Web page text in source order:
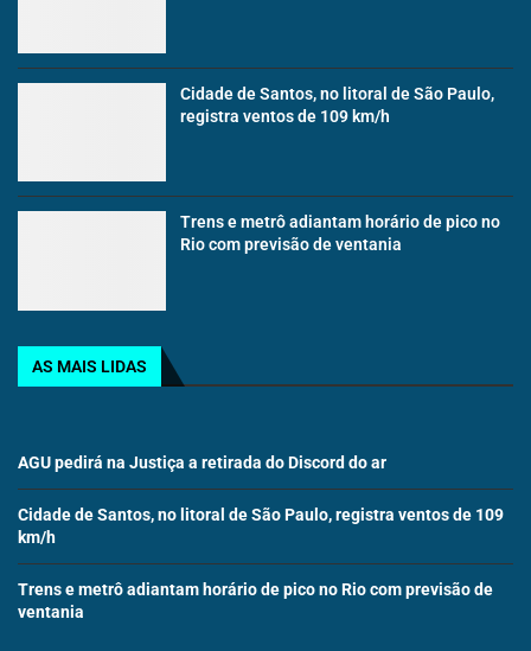
Cidade de Santos, no litoral de São Paulo,
registra ventos de 109 km/h
Trens e metrô adiantam horário de pico no
Rio com previsão de ventania
AS MAIS LIDAS
AGU pedirá na Justiça a retirada do Discord do ar
Cidade de Santos, no litoral de São Paulo, registra ventos de 109
km/h
Trens e metrô adiantam horário de pico no Rio com previsão de
ventania